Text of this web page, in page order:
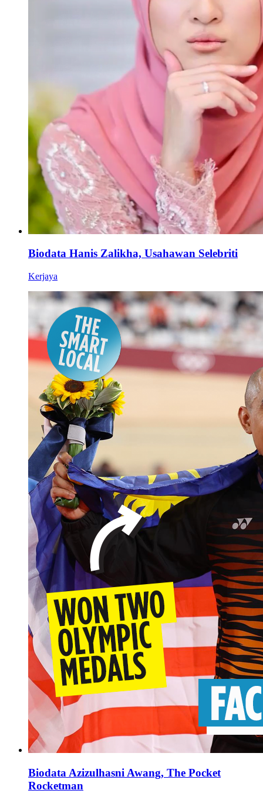
Biodata Hanis Zalikha, Usahawan Selebriti
Kerjaya
Biodata Azizulhasni Awang, The Pocket
Rocketman